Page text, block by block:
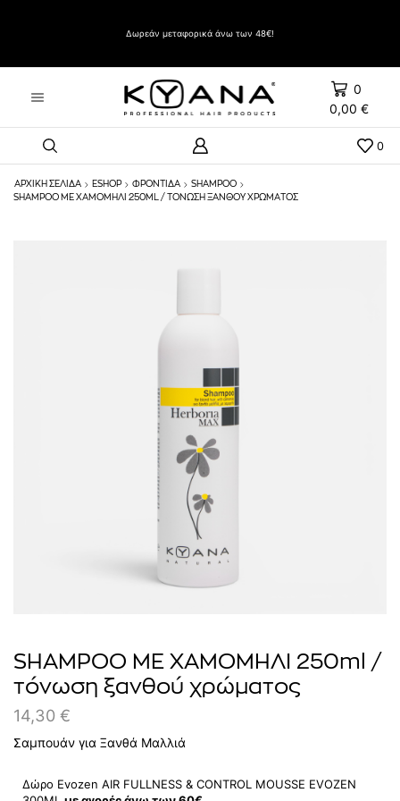
Δωρεάν μεταφορικά άνω των 48€!
0
0,00 €
0
ΑΡΧΙΚΉ ΣΕΛΊΔΑ ESHOP ΦΡΟΝΤΙΔΑ
SHAMPOO
SHAMPOO ΜΕ ΧΑΜΟΜΗΛΙ 250ML / ΤΌΝΩΣΗ ΞΑΝΘΟΎ ΧΡΏΜΑΤΟΣ
SHAMPOO ΜΕ ΧΑΜΟΜΗΛΙ 250ml /
τόνωση ξανθού χρώματος
14,30 €
Σαμπουάν για Ξανθά Μαλλιά
Δώρο Evozen AIR FULLNESS & CONTROL MOUSSE EVOZEN